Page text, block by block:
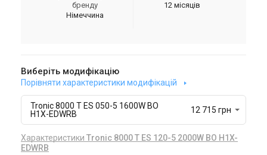
бренду
Німеччина
12 місяців
Виберіть модифікацію
Порівняти характеристики модифікацій
Tronic 8000 T ES 050-5 1600W BO
H1X-EDWRB
12 715 грн
Характеристики Tronic 8000 T ES 120-5 2000W BO H1X-
EDWRB